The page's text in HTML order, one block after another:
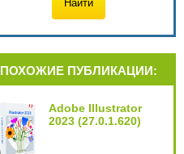
ПОХОЖИЕ ПУБЛИКАЦИИ:
Adobe Illustrator
2023 (27.0.1.620)